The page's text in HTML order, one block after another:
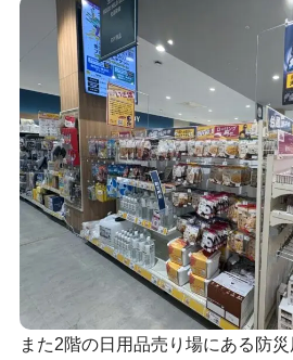
また2階の日用品売り場にある防